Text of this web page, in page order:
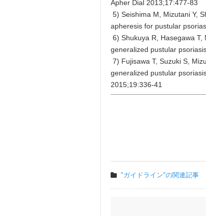
Apher Dial 2013;17:477-83
5) Seishima M, Mizutani Y,
apheresis for pustular
6) Shukuya R, Hasegawa
generalized pustular
7) Fujisawa T, Suzuki S,
generalized pustular
2015;19:336-41
"ガイドライン"の関連記事